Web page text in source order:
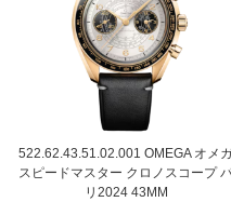
522.62.43.51.02.001 OMEGA オメ
スピードマスター クロノスコープ
リ2024 43MM